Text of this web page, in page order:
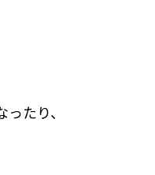
たり、